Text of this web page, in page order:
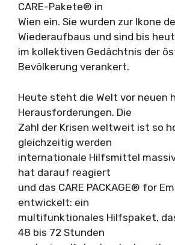
CARE-Pakete® in
Wien ein. Sie wurden zur Ikone
Wiederaufbaus und sind bis
im kollektiven Gedächtnis der
Bevölkerung verankert.
Heute steht die Welt vor neuen
Herausforderungen. Die
Zahl der Krisen weltweit ist so
gleichzeitig werden
internationale Hilfsmittel massiv
hat darauf reagiert
und das CARE PACKAGE® for
entwickelt: ein
multifunktionales Hilfspaket,
48 bis 72 Stunden